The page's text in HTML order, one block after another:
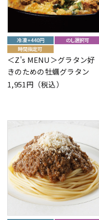
＜Z's MENU＞グラタン好
きのための牡蠣グラタン
1,951円（税込）